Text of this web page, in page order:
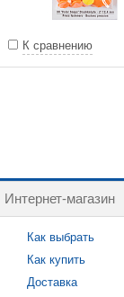
К сравнению
Интернет-магазин
Как выбрать
Как купить
Доставка